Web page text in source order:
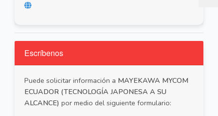
Escríbenos
Puede solicitar información a MAYEKAWA MYCOM
ECUADOR (TECNOLOGÍA JAPONESA A SU
ALCANCE) por medio del siguiente formulario: